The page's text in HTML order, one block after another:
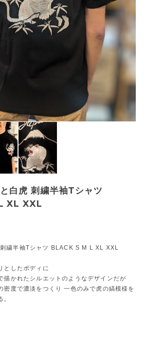
白虎 刺繍半袖Tシャツ
XL XXL
繍半袖Tシャツ BLACK S M L XL XXL
としたボディに
描かれたシルエットのようなデザインだが
密度で濃淡をつくり 一色のみで虎の縞模様を